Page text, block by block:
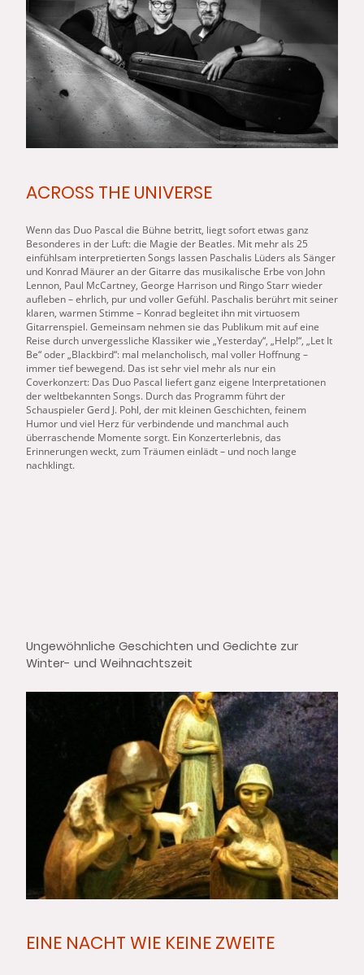
ACROSS THE UNIVERSE
Wenn das Duo Pascal die Bühne betritt, liegt sofort etwas ganz
Besonderes in der Luft: die Magie der Beatles. Mit mehr als 25
einfühlsam interpretierten Songs lassen Paschalis Lüders als Sänger
und Konrad Mäurer an der Gitarre das musikalische Erbe von John
Lennon, Paul McCartney, George Harrison und Ringo Starr wieder
aufleben – ehrlich, pur und voller Gefühl. Paschalis berührt mit seiner
klaren, warmen Stimme – Konrad begleitet ihn mit virtuosem
Gitarrenspiel. Gemeinsam nehmen sie das Publikum mit auf eine
Reise durch unvergessliche Klassiker wie „Yesterday“, „Help!“, „Let It
Be“ oder „Blackbird“: mal melancholisch, mal voller Hoffnung –
immer tief bewegend. Das ist sehr viel mehr als nur ein
Coverkonzert: Das Duo Pascal liefert ganz eigene Interpretationen
der weltbekannten Songs. Durch das Programm führt der
Schauspieler Gerd J. Pohl, der mit kleinen Geschichten, feinem
Humor und viel Herz für verbindende und manchmal auch
überraschende Momente sorgt. Ein Konzerterlebnis, das
Erinnerungen weckt, zum Träumen einlädt – und noch lange
nachklingt.
Ungewöhnliche Geschichten und Gedichte zur
Winter- und Weihnachtszeit
EINE NACHT WIE KEINE ZWEITE